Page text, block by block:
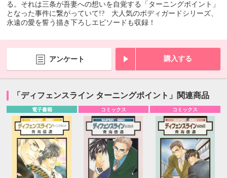
る。それは三条が吾妻への想いを自覚する「ターニングポイント」
となった事件に繋がっていて!? 大人気のボディガードシリーズ、
永遠の愛を誓う描き下ろしエピソードも収録！
アンケート 購入する
「ディフェンスライン ターニングポイント」関連商品
電子書籍 コミックス コミックス